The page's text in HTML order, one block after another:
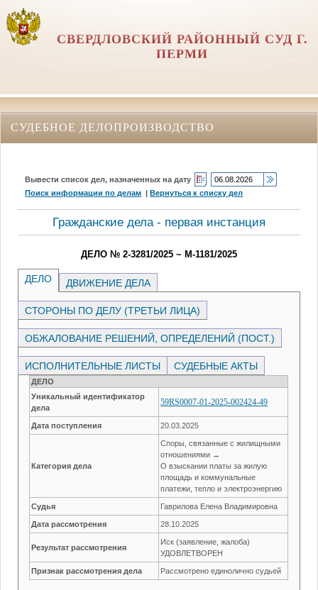
СВЕРДЛОВСКИЙ РАЙОННЫЙ СУД Г.
ПЕРМИ
СУДЕБНОЕ ДЕЛОПРОИЗВОДСТВО
Вывести список дел, назначенных на дату
Поиск информации по делам |Вернуться к списку дел
Гражданские дела - первая инстанция
ДЕЛО № 2-3281/2025 ~ М-1181/2025
ДЕЛО ДВИЖЕНИЕ ДЕЛА
СТОРОНЫ ПО ДЕЛУ (ТРЕТЬИ ЛИЦА)
ОБЖАЛОВАНИЕ РЕШЕНИЙ, ОПРЕДЕЛЕНИЙ (ПОСТ.)
ИСПОЛНИТЕЛЬНЫЕ ЛИСТЫ СУДЕБНЫЕ АКТЫ
ДЕЛО
Уникальный идентификатор
дела
59RS0007-01-2025-002424-49
Дата поступления 20.03.2025
Категория дела
Споры, связанные с жилищными
отношениями →
О взыскании платы за жилую
площадь и коммунальные
платежи, тепло и электроэнергию
Судья Гаврилова Елена Владимировна
Дата рассмотрения 28.10.2025
Результат рассмотрения
Иск (заявление, жалоба)
УДОВЛЕТВОРЕН
Признак рассмотрения дела Рассмотрено единолично судьей